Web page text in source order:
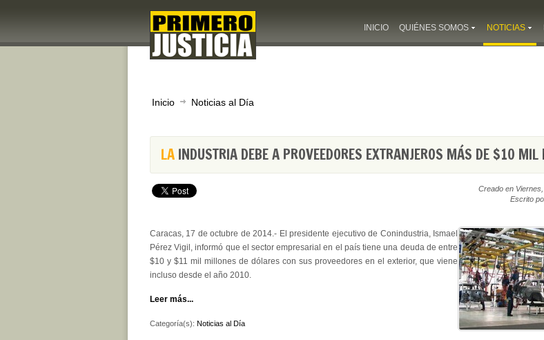
INICIO QUIÉNES SOMOS NOTICIAS
Inicio Noticias al Día
LA INDUSTRIA DEBE A PROVEEDORES EXTRANJEROS MÁS DE $10 MIL
Creado en
Escrito
Caracas, 17 de octubre de 2014.- El presidente ejecutivo de Conindustria, Ismael
Pérez Vigil, informó que el sector empresarial en el país tiene una deuda de entre
$10 y $11 mil millones de dólares con sus proveedores en el exterior, que viene
incluso desde el año 2010.
Leer más...
Categoría(s): Noticias al Día